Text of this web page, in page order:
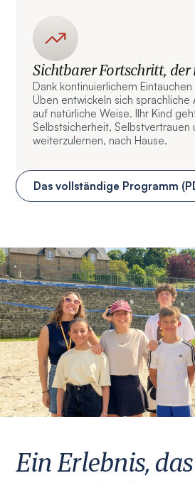
Sichtbarer Fortschritt,
Dank kontinuierlichem
Üben entwickeln sich sprachliche
auf natürliche Weise. IIhr Kind
Selbstsicherheit, Selbstvertrauen
weiterzulernen, nach Hause.
Das vollständige Programm
Ein Erlebnis,